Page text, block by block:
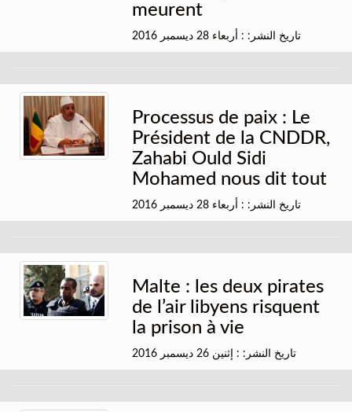
meurent
تاريخ النشر: : أربعاء 28 ديسمبر 2016
Processus de paix : Le
Président de la CNDDR,
Zahabi Ould Sidi
Mohamed nous dit tout
تاريخ النشر: : أربعاء 28 ديسمبر 2016
Malte : les deux pirates
de l’air libyens risquent
la prison à vie
تاريخ النشر: : إثنين 26 ديسمبر 2016